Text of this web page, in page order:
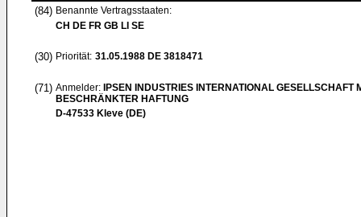
(84) Benannte Vertragsstaaten:
CH DE FR GB LI SE
(30) Priorität: 31.05.1988 DE 3818471
(71) Anmelder: IPSEN INDUSTRIES INTERNATIONAL GESELLSCHAFT
BESCHRÄNKTER HAFTUNG
D-47533 Kleve (DE)